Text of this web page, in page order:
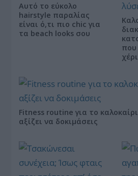
Αυτό το εύκολο
hairstyle παραλίας
είναι ό,τι πιο chic για
τα beach looks σου
που
Fitness routine για το
αξίζει να δοκιμάσεις